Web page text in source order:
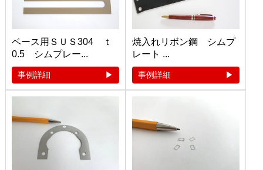
ベース用ＳＵＳ304 ｔ
0.5 シムプレー...
事例詳細
焼入れリボン鋼 シムプ
レート ...
事例詳細